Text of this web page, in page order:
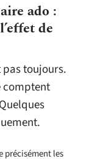
ado :
de
toujours.
comptent
précisément les